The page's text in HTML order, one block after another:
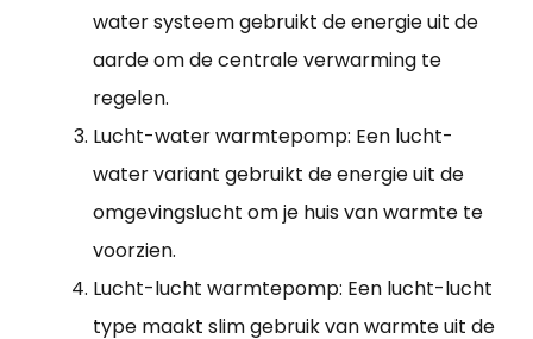
water systeem gebruikt de energie uit de
aarde om de centrale verwarming te
regelen.
Lucht-water warmtepomp: Een lucht-
water variant gebruikt de energie uit de
omgevingslucht om je huis van warmte te
voorzien.
Lucht-lucht warmtepomp: Een lucht-lucht
type maakt slim gebruik van warmte uit de